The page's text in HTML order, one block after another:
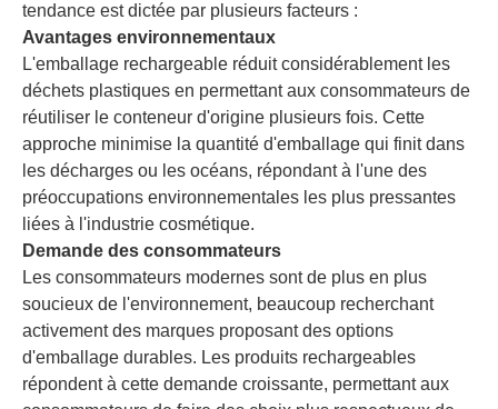
tendance est dictée par plusieurs facteurs :
Avantages environnementaux
L'emballage rechargeable réduit considérablement les
déchets plastiques en permettant aux consommateurs de
réutiliser le conteneur d'origine plusieurs fois. Cette
approche minimise la quantité d'emballage qui finit dans
les décharges ou les océans, répondant à l'une des
préoccupations environnementales les plus pressantes
liées à l'industrie cosmétique.
Demande des consommateurs
Les consommateurs modernes sont de plus en plus
soucieux de l'environnement, beaucoup recherchant
activement des marques proposant des options
d'emballage durables. Les produits rechargeables
répondent à cette demande croissante, permettant aux